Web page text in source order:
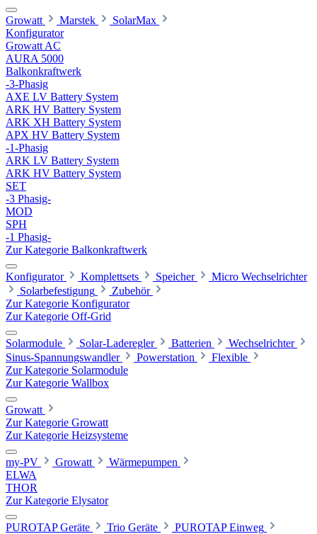
Growatt Marstek
SolarMax
Konfigurator
Growatt AC
AURA 5000
Balkonkraftwerk
-3-Phasig
AXE LV Battery System
ARK HV Battery System
ARK XH Battery System
APX HV Battery System
-1-Phasig
ARK LV Battery System
ARK HV Battery System
SET
-3 Phasig-
MOD
SPH
-1 Phasig-
Zur Kategorie Balkonkraftwerk
Konfigurator Komplettsets Speicher
Micro Wechselrichter
Solarbefestigung
Zubehör
Zur Kategorie Konfigurator
Zur Kategorie Off-Grid
Solarmodule Solar-Laderegler Batterien
Wechselrichter
Sinus-Spannungswandler
Powerstation
Flexible
Zur Kategorie Solarmodule
Zur Kategorie Wallbox
Growatt
Zur Kategorie Growatt
Zur Kategorie Heizsysteme
my-PV Growatt
Wärmepumpen
ELWA
THOR
Zur Kategorie Elysator
PUROTAP Geräte Trio Geräte
PUROTAP Einweg